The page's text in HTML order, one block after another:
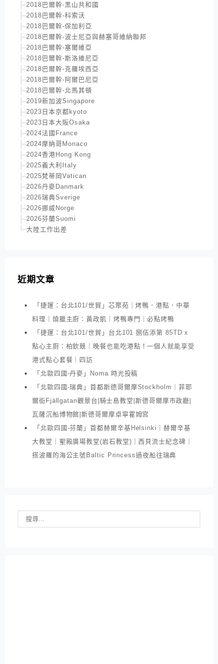
2018巴爾幹-黑山共和國
2018巴爾幹-科索沃
2018巴爾幹-保加利亞
2018巴爾幹-波士尼亞與赫塞哥維納聯邦
2018巴爾幹-塞爾維亞
2018巴爾幹-斯洛維尼亞
2018巴爾幹-克羅埃西亞
2018巴爾幹-阿爾巴尼亞
2018巴爾幹-北馬其頓
2019新加波Singapore
2023日本京都kyoto
2023日本大阪Osaka
2024法國France
2024摩納哥Monaco
2024香港Hong Kong
2025義大利Italy
2025梵蒂岡Vatican
2026丹麥Danmark
2026瑞典Sverige
2026挪威Norge
2026芬蘭Suomi
大陸工作出差
近期文章
「捷運：台北101/世貿」芯聚苑｜烤鴨．港點．中華
料理｜燒臘主廚：黃政凱｜烤鴨專門｜必點烤鴨
「捷運：台北101/世貿」台北101 捌伍添第 85TD x
點心主廚：柏欽競｜晚餐也能吃港點！一個人就能享受
港式點心套餐｜四訪
「北歐四國-丹麥」Noma 時光投稿
「北歐四國-瑞典」首都斯德哥爾摩Stockholm｜菲耶
爾街Fjällgatan觀景台|騎士島教堂|斯德哥爾摩市政廳|
瓦薩沉船博物館|斯德哥爾摩卓寧霍姆宮
「北歐四國-芬蘭」首都赫爾辛基Helsinki｜赫爾辛基
大教堂｜聖殿廣場教堂(岩石教堂)｜西貝流士紀念碑｜
搭波羅的海公主號Baltic Princess過夜船往瑞典